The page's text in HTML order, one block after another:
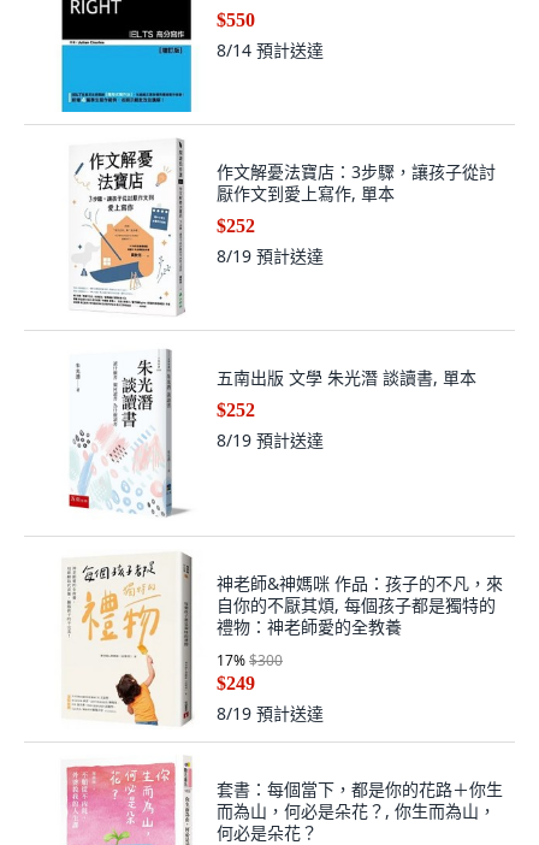
$550
8/14 預計送達
作文解憂法寶店：3步驟，讓孩子從討
厭作文到愛上寫作, 單本
$252
8/19 預計送達
五南出版 文學 朱光潛 談讀書, 單本
$252
8/19 預計送達
神老師&神媽咪 作品：孩子的不凡，來
自你的不厭其煩, 每個孩子都是獨特的
禮物：神老師愛的全教養
17%$300
$249
8/19 預計送達
套書：每個當下，都是你的花路＋你生
而為山，何必是朵花？, 你生而為山，
何必是朵花？